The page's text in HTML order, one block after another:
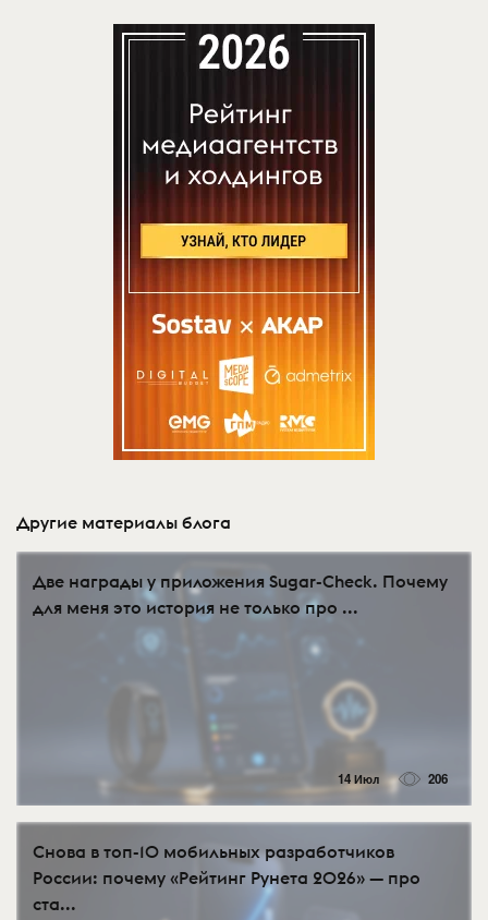
Другие материалы блога
Две награды у приложения Sugar-Check. Почему
для меня это история не только про ...
14 Июл 206
Снова в топ-10 мобильных разработчиков
России: почему «Рейтинг Рунета 2026» — про
ста...